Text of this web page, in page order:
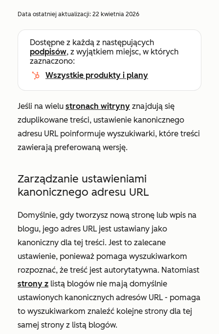
Data ostatniej aktualizacji: 22 kwietnia 2026
Dostępne z każdą z następujących
podpisów, z wyjątkiem miejsc, w których
zaznaczono:
Wszystkie produkty i plany
Jeśli na wielu stronach witryny znajdują się
zduplikowane treści, ustawienie kanonicznego
adresu URL poinformuje wyszukiwarki, które treści
zawierają preferowaną wersję.
Zarządzanie ustawieniami
kanonicznego adresu URL
Domyślnie, gdy tworzysz nową stronę lub wpis na
blogu, jego adres URL jest ustawiany jako
kanoniczny dla tej treści. Jest to zalecane
ustawienie, ponieważ pomaga wyszukiwarkom
rozpoznać, że treść jest autorytatywna. Natomiast
strony z listą blogów nie mają domyślnie
ustawionych kanonicznych adresów URL - pomaga
to wyszukiwarkom znaleźć kolejne strony dla tej
samej strony z listą blogów.